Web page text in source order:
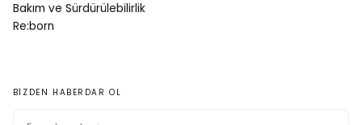
Bakım ve Sürdürülebilirlik
Re:born
BIZDEN HABERDAR OL
POSTA